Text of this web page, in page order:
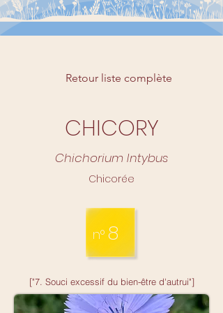
Retour liste complète
CHICORY
Chichorium Intybus
Chicorée
8
n°
["7. Souci excessif du bien-être d'autrui"]